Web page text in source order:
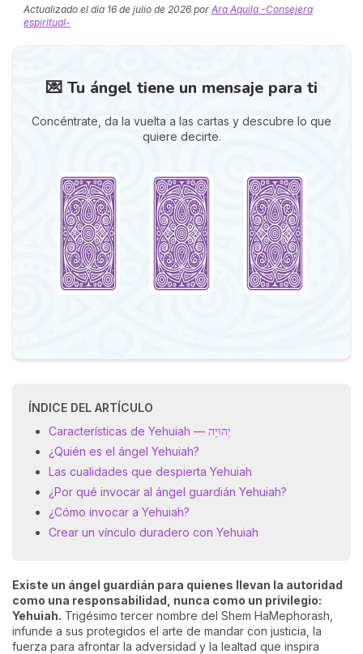
Actualizado el día 16 de julio de 2026 por Ara Aquila -Consejera
espiritual-
💌 Tu ángel tiene un mensaje para ti
Concéntrate, da la vuelta a las cartas y descubre lo que
quiere decirte.
ÍNDICE DEL ARTÍCULO
Características de Yehuiah — יְהוּיָה
¿Quién es el ángel Yehuiah?
Las cualidades que despierta Yehuiah
¿Por qué invocar al ángel guardián Yehuiah?
¿Cómo invocar a Yehuiah?
Crear un vínculo duradero con Yehuiah
Existe un ángel guardián para quienes llevan la autoridad
como una responsabilidad, nunca como un privilegio:
Yehuiah. Trigésimo tercer nombre del Shem HaMephorash,
infunde a sus protegidos el arte de mandar con justicia, la
fuerza para afrontar la adversidad y la lealtad que inspira